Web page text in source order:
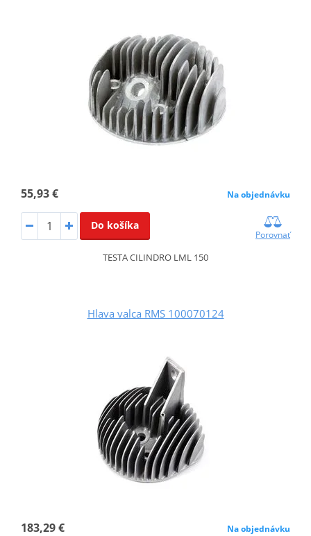
55,93 € Na objednávku
Do košíka
Porovnať
TESTA CILINDRO LML 150
Hlava valca RMS 100070124
183,29 € Na objednávku